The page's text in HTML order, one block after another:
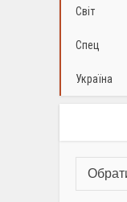
Світ
Спец
Україна